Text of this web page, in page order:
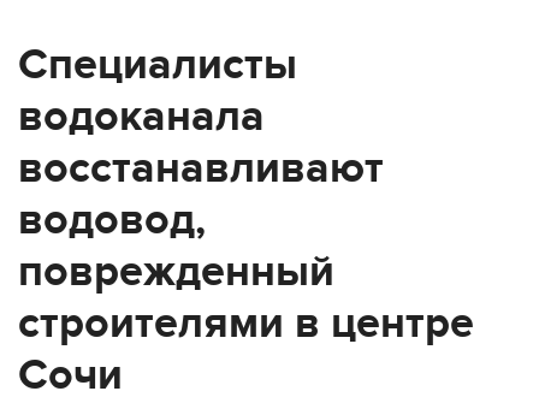
Специалисты
водоканала
восстанавливают
водовод,
поврежденный
строителями в центре
Сочи